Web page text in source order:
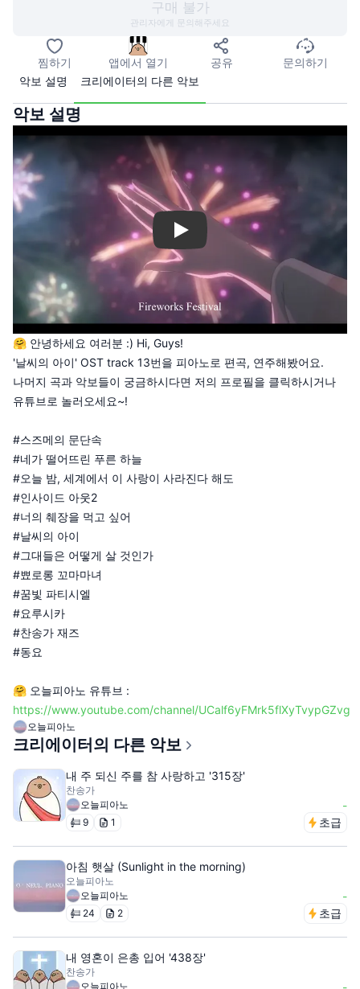
구매 불가
관리자에게 문의해주세요
찜하기 앱에서 열기 공유
문의하기
악보 설명
크리에이터의 다른 악보
악보 설명
Play
🤗 안녕하세요 여러분 :) Hi, Guys!
'날씨의 아이' OST track 13번을 피아노로 편곡, 연주해봤어요.
나머지 곡과 악보들이 궁금하시다면 저의 프로필을 클릭하시거나
유튜브로 놀러오세요~!
#스즈메의 문단속
#네가 떨어뜨린 푸른 하늘
#오늘 밤, 세계에서 이 사랑이 사라진다 해도
#인사이드 아웃2
#너의 췌장을 먹고 싶어
#날씨의 아이
#그대들은 어떻게 살 것인가
#뾰로롱 꼬마마녀
#꿈빛 파티시엘
#요루시카
#찬송가 재즈
#동요
🤗 오늘피아노 유튜브 :
https://www.youtube.com/channel/UCalf6yFMrk5flXyTvypGZvg
오늘피아노
크리에이터의 다른 악보
내 주 되신 주를 참 사랑하고 '315장'
찬송가
오늘피아노
-
9 1 초급
아침 햇살 (Sunlight in the morning)
오늘피아노
오늘피아노
-
24 2 초급
내 영혼이 은총 입어 '438장'
찬송가
오늘피아노